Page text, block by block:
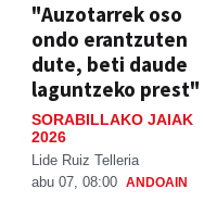
"Auzotarrek oso
ondo erantzuten
dute, beti daude
laguntzeko prest"
SORABILLAKO JAIAK
2026
Lide Ruiz Telleria
abu 07, 08:00 ANDOAIN